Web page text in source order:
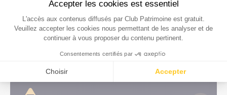
immobilières.
Crypto et immobilier de luxe : une alliance
stratégique en plein essor
d'actifs pour le compte des clients